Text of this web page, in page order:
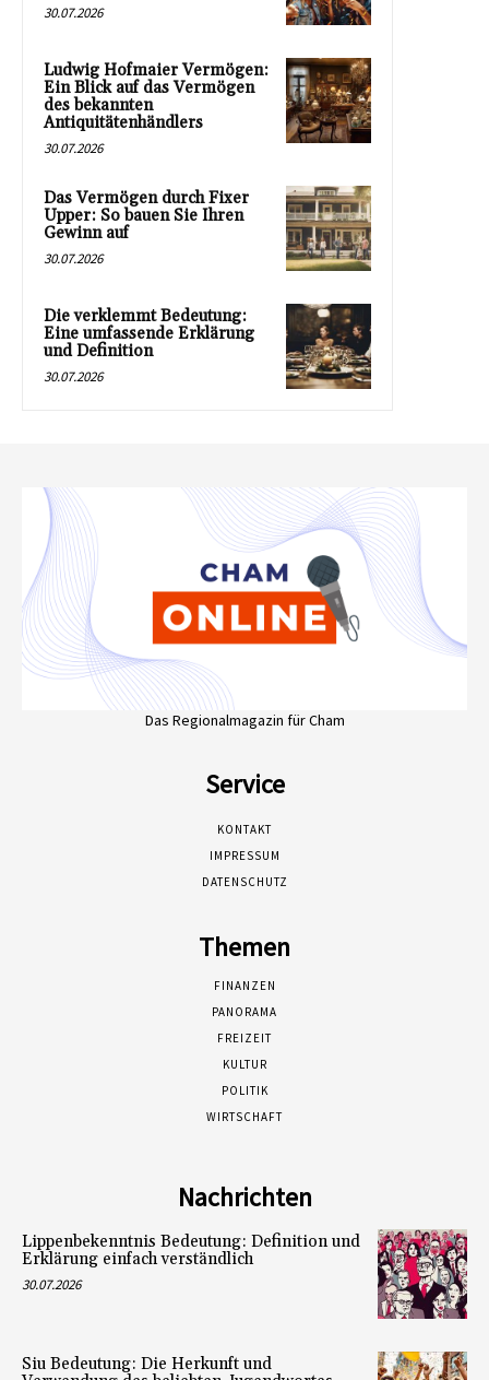
30.07.2026
Ludwig Hofmaier Vermögen:
Ein Blick auf das Vermögen
des bekannten
Antiquitätenhändlers
30.07.2026
Das Vermögen durch Fixer
Upper: So bauen Sie Ihren
Gewinn auf
30.07.2026
Die verklemmt Bedeutung:
Eine umfassende Erklärung
und Definition
30.07.2026
Das Regionalmagazin für Cham
Service
KONTAKT
IMPRESSUM
DATENSCHUTZ
Themen
FINANZEN
PANORAMA
FREIZEIT
KULTUR
POLITIK
WIRTSCHAFT
Nachrichten
Lippenbekenntnis Bedeutung: Definition und
Erklärung einfach verständlich
30.07.2026
Siu Bedeutung: Die Herkunft und